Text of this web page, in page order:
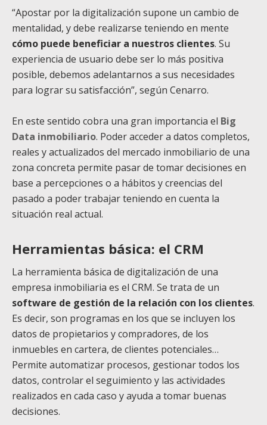
“Apostar por la digitalización supone un cambio de
mentalidad, y debe realizarse teniendo en mente
cómo puede beneficiar a nuestros clientes. Su
experiencia de usuario debe ser lo más positiva
posible, debemos adelantarnos a sus necesidades
para lograr su satisfacción”, según Cenarro.
En este sentido cobra una gran importancia el Big
Data inmobiliario. Poder acceder a datos completos,
reales y actualizados del mercado inmobiliario de una
zona concreta permite pasar de tomar decisiones en
base a percepciones o a hábitos y creencias del
pasado a poder trabajar teniendo en cuenta la
situación real actual.
Herramientas básica: el CRM
La herramienta básica de digitalización de una
empresa inmobiliaria es el CRM. Se trata de un
software de gestión de la relación con los clientes.
Es decir, son programas en los que se incluyen los
datos de propietarios y compradores, de los
inmuebles en cartera, de clientes potenciales…
Permite automatizar procesos, gestionar todos los
datos, controlar el seguimiento y las actividades
realizados en cada caso y ayuda a tomar buenas
decisiones.